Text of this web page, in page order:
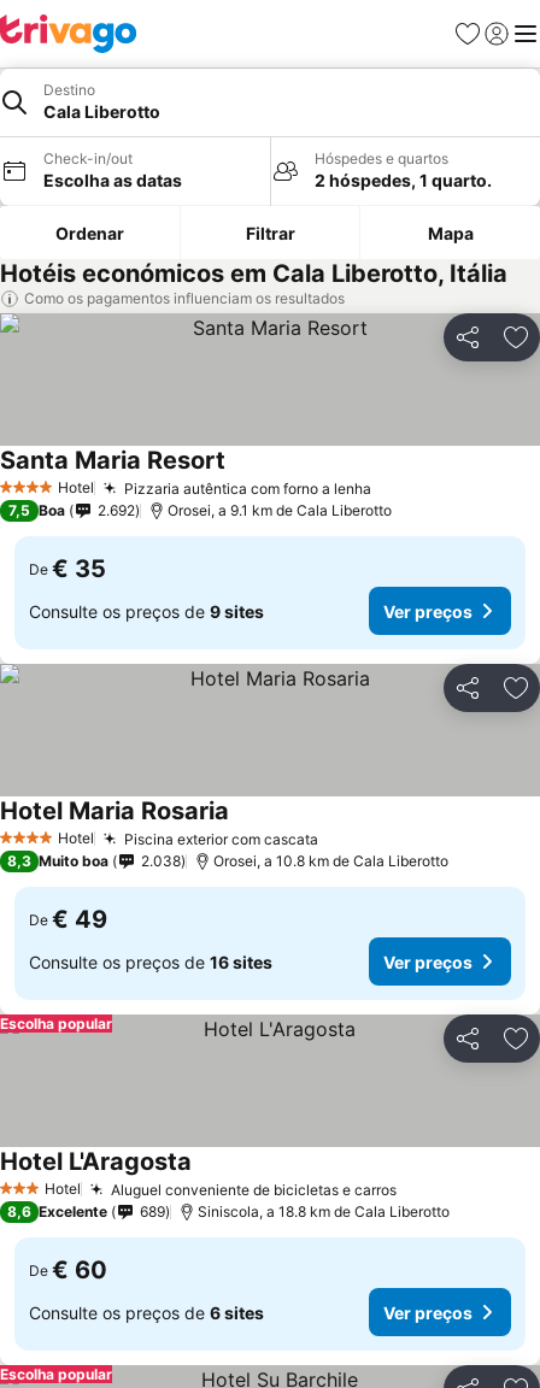
Favoritos
Iniciar
Destino
Cala Liberotto
Check-in/out
Escolha as datas
Hóspedes e quartos
2 hóspedes, 1 quarto.
Ordenar Filtrar Mapa
Hotéis económicos em Cala Liberotto, Itália
Como os pagamentos influenciam os resultados
Partilhar
4 EstrelasHotel Pizzaria autêntica com forno a lenha
Santa Maria Resort
7,5 Boa 2.692 Orosei, a 9.1 km de Cala Liberotto
De € 35
Consulte os preços de 9 sites Ver preços
Partilhar
4 EstrelasHotel Piscina exterior com cascata
Hotel Maria Rosaria
8,3 Muito boa 2.038 Orosei, a 10.8 km de Cala Liberotto
De € 49
Consulte os preços de 16 sites Ver preços
Partilhar
Escolha popular
3 EstrelasHotel Aluguel conveniente de bicicletas e carros
Hotel L'Aragosta
8,6 Excelente 689 Siniscola, a 18.8 km de Cala Liberotto
De € 60
Consulte os preços de 6 sites Ver preços
Escolha popular